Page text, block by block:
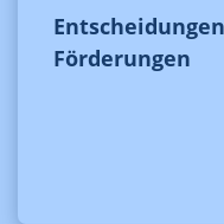
Förderungen